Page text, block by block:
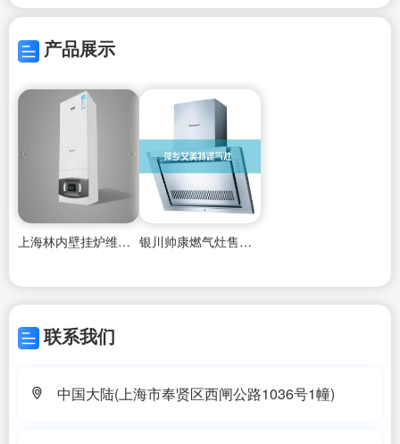
产品展示
上海林内壁挂炉维修完善, 银川帅康燃气灶售后维修中心
联系我们
中国大陆(上海市奉贤区西闸公路1036号1幢)